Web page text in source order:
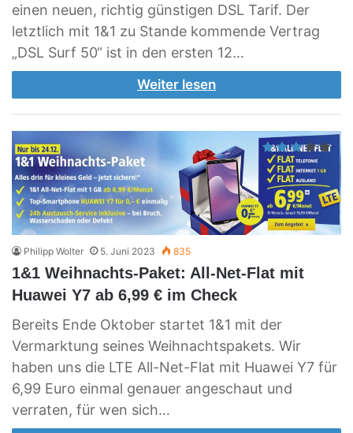
einen neuen, richtig günstigen DSL Tarif. Der
letztlich mit 1&1 zu Stande kommende Vertrag
„DSL Surf 50“ ist in den ersten 12…
Weiter lesen
Philipp Wolter 5. Juni 2023 835
1&1 Weihnachts-Paket: All-Net-Flat mit
Huawei Y7 ab 6,99 € im Check
Bereits Ende Oktober startet 1&1 mit der
Vermarktung seines Weihnachtspakets. Wir
haben uns die LTE All-Net-Flat mit Huawei Y7 für
6,99 Euro einmal genauer angeschaut und
verraten, für wen sich…